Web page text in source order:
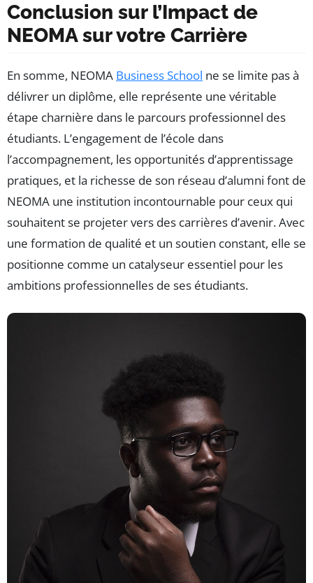
Conclusion sur l’Impact de
NEOMA sur votre Carrière
En somme, NEOMA Business School ne se limite pas à
délivrer un diplôme, elle représente une véritable
étape charnière dans le parcours professionnel des
étudiants. L’engagement de l’école dans
l’accompagnement, les opportunités d’apprentissage
pratiques, et la richesse de son réseau d’alumni font de
NEOMA une institution incontournable pour ceux qui
souhaitent se projeter vers des carrières d’avenir. Avec
une formation de qualité et un soutien constant, elle se
positionne comme un catalyseur essentiel pour les
ambitions professionnelles de ses étudiants.